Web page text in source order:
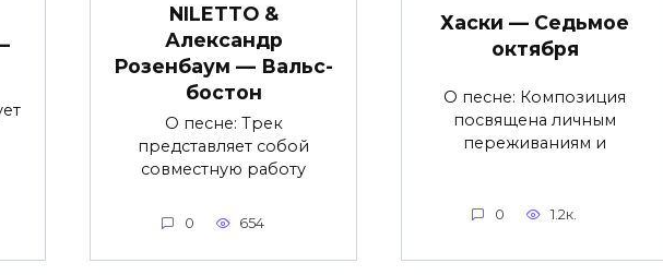
NILETTO &
Александр
Розенбаум — Вальс-
бостон
О песне: Трек
представляет собой
совместную работу
0 654
Хаски — Седьмое
октября
О песне: Композиция
посвящена личным
переживаниям и
0 1.2к.